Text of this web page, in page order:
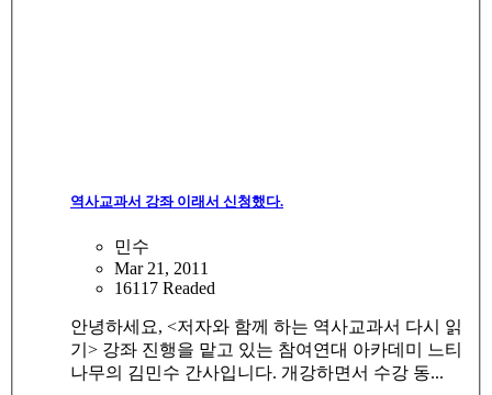
역사교과서 강좌 이래서 신청했다.
민수
Mar 21, 2011
16117 Readed
안녕하세요, <저자와 함께 하는 역사교과서 다시 읽
기> 강좌 진행을 맡고 있는 참여연대 아카데미 느티
나무의 김민수 간사입니다. 개강하면서 수강 동...